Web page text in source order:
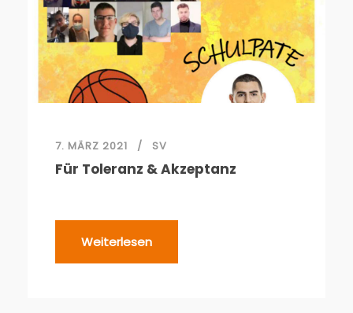
7. MÄRZ 2021 SV
Für Toleranz & Akzeptanz
Weiterlesen